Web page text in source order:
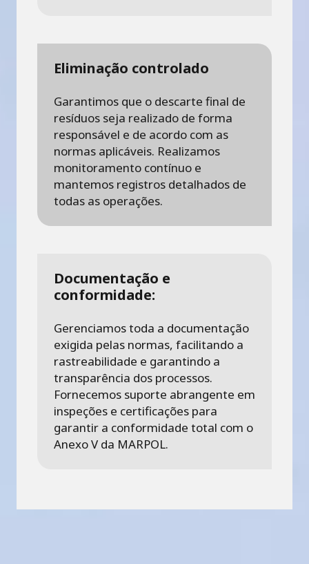
Eliminação controlado
Garantimos que o descarte final de
resíduos seja realizado de forma
responsável e de acordo com as
normas aplicáveis. Realizamos
monitoramento contínuo e
mantemos registros detalhados de
todas as operações.
Documentação e
conformidade:
Gerenciamos toda a documentação
exigida pelas normas, facilitando a
rastreabilidade e garantindo a
transparência dos processos.
Fornecemos suporte abrangente em
inspeções e certificações para
garantir a conformidade total com o
Anexo V da MARPOL.